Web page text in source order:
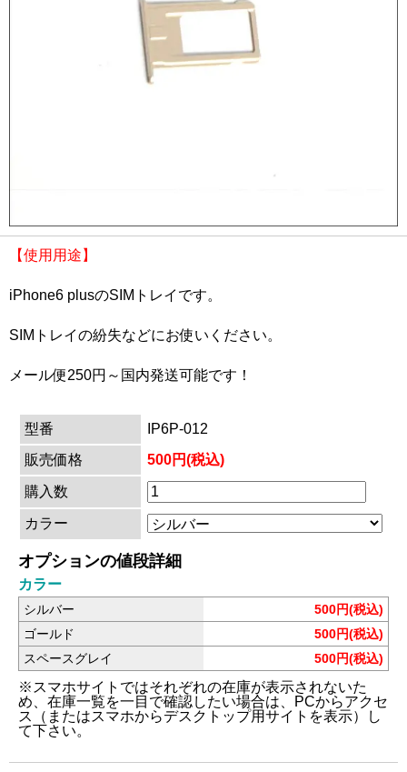
【使用用途】
iPhone6 plusのSIMトレイです。
SIMトレイの紛失などにお使いください。
メール便250円～国内発送可能です！
型番
IP6P-012
販売価格
500円(税込)
購入数
カラー
オプションの値段詳細
カラー
シルバー
500円(税込)
ゴールド
500円(税込)
スペースグレイ
500円(税込)
※スマホサイトではそれぞれの在庫が表示されないた
め、在庫一覧を一目で確認したい場合は、PCからアクセ
ス（またはスマホからデスクトップ用サイトを表示）し
て下さい。